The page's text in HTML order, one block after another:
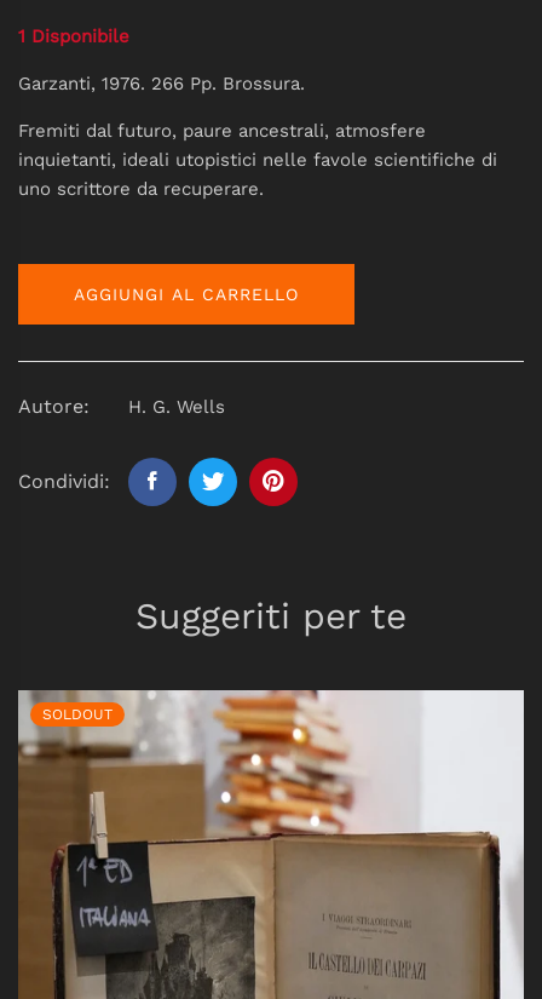
1 Disponibile
Garzanti, 1976. 266 Pp. Brossura.
Fremiti dal futuro, paure ancestrali, atmosfere
inquietanti, ideali utopistici nelle favole scientifiche di
uno scrittore da recuperare.
AGGIUNGI AL CARRELLO
Autore: H. G. Wells
Condividi:
Suggeriti per te
SOLDOUT